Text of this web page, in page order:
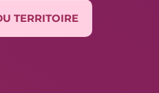
TERRITOIRE